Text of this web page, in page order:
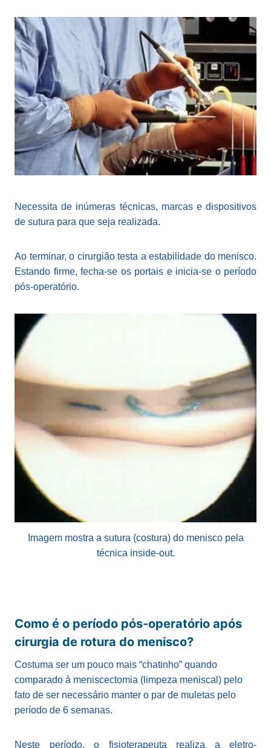
Necessita de inúmeras técnicas, marcas e dispositivos
de sutura para que seja realizada.
Ao terminar, o cirurgião testa a estabilidade do menisco.
Estando firme, fecha-se os portais e inicia-se o período
pós-operatório.
Imagem mostra a sutura (costura) do menisco pela
técnica inside-out.
Como é o período pós-operatório após
cirurgia de rotura do menisco?
Costuma ser um pouco mais “chatinho” quando
comparado à meniscectomia (limpeza meniscal) pelo
fato de ser necessário manter o par de muletas pelo
período de 6 semanas.
Neste período, o fisioterapeuta realiza a eletro-